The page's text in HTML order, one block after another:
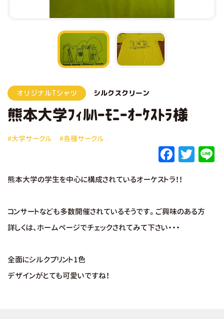
オリジナルTシャツ シルクスクリーン
熊本大学ﾌｨﾙﾊｰﾓﾆｰｵｰｹｽﾄﾗ様
#大学サークル #各種サークル
F
c
e
b
o
T
te
r
熊本大学の学生を中心に構成されているオーケストラ！！
コンサートなども多数開催されているそうです。ご興味のある方
詳しくは、ホームページでチェックされてみて下さい・・・
全面にシルクプリント1色
デザインがとても可愛いですね！